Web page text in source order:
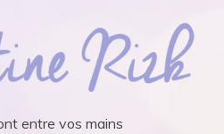
entre vos mains